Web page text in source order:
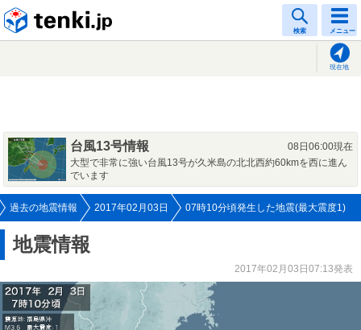
検索 メニュー
現在地
台風13号情報
08日06:00現在
大型で非常に強い台風13号が久米島の北北西約60kmを西に進ん
でいます
過去の地震情報 2017年02月03日 07時10分頃発生した地震(最大震度1)
地震情報
2017年02月03日07:13発表